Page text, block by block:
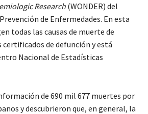
Research (WONDER) del
de Enfermedades. En esta
todas las causas de muerte de
certificados de defunción y está
Nacional de Estadísticas
de 690 mil 677 muertes por
y descubrieron que, en general, la